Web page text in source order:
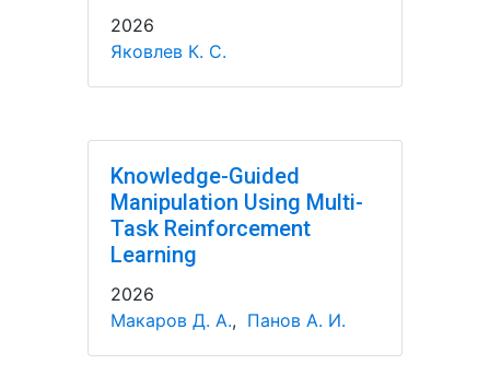
2026
Яковлев К. С.
Knowledge-Guided
Manipulation Using Multi-
Task Reinforcement
Learning
2026
Макаров Д. А., Панов А. И.